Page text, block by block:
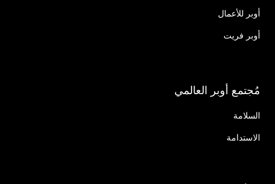
أوبر للأعمال
أوبر فريت
مُجتمع أوبر العالمي
السلامة
الاستدامة